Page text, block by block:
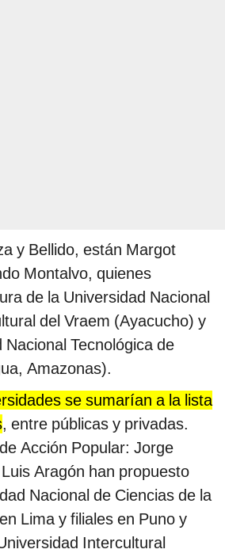
y Bellido, están Margot
Montalvo, quienes
de la Universidad Nacional
del Vraem (Ayacucho) y
Tecnológica de
Amazonas).
se sumarían a la lista
, entre públicas y privadas.
Acción Popular: Jorge
Aragón han propuesto
Nacional de Ciencias de la
Lima y filiales en Puno y
Intercultural